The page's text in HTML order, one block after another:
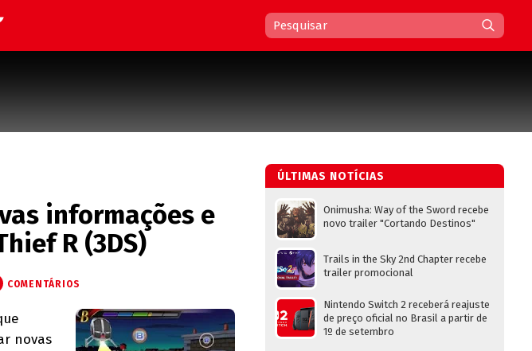
informações e
R (3DS)
COMENTÁRIOS
novas
ÚLTIMAS NOTÍCIAS
Onimusha: Way of the Sword recebe
novo trailer "Cortando Destinos"
Trails in the Sky 2nd Chapter recebe
trailer promocional
Nintendo Switch 2 receberá reajuste
de preço oficial no Brasil a partir de
1º de setembro